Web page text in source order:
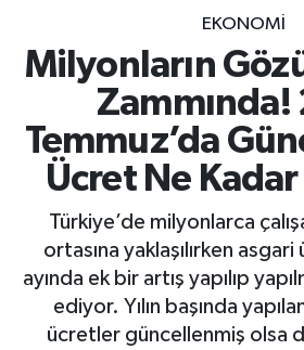
EKONOMİ
Milyonların
Temmuz’da
Ücret Ne
Türkiye’de milyonlarca
ortasına yaklaşılırken
ayında ek bir artış yapılıp
ediyor. Yılın başında
ücretler güncellenmiş olsa